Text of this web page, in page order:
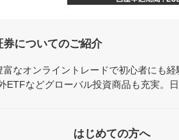
についてのご紹介
なオンライントレードで初心者にも
ETFなどグローバル投資商品も充実。
はじめての方へ